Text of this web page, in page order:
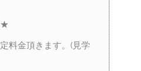
★
料金頂きます。(見学